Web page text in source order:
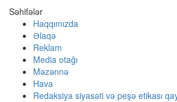
Səhifələr
Haqqımızda
Əlaqə
Reklam
Media otağı
Məzənnə
Hava
Redaksiya siyasəti və peşə etikası